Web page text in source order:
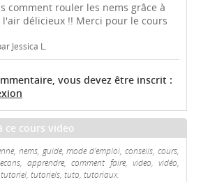
comment rouler les nems grâce à
l'air délicieux !! Merci pour le cours
Jessica L.
vous devez être inscrit :
ce cours video
nems, guide, mode d'emploi, conseils, cours,
apprendre, comment faire, video, vidéo,
tutoriel, tutoriels, tuto, tutoriaux.